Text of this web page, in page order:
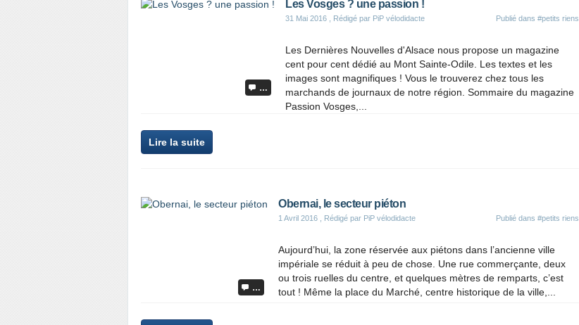
…
Les Vosges ? une passion !
31 Mai 2016 , Rédigé par PiP vélodidacte Publié dans #petits riens
Les Dernières Nouvelles d'Alsace nous propose un magazine
cent pour cent dédié au Mont Sainte-Odile. Les textes et les
images sont magnifiques ! Vous le trouverez chez tous les
marchands de journaux de notre région. Sommaire du magazine
Passion Vosges,...
Lire la suite
…
Obernai, le secteur piéton
1 Avril 2016 , Rédigé par PiP vélodidacte Publié dans #petits riens
Aujourd’hui, la zone réservée aux piétons dans l’ancienne ville
impériale se réduit à peu de chose. Une rue commerçante, deux
ou trois ruelles du centre, et quelques mètres de remparts, c’est
tout ! Même la place du Marché, centre historique de la ville,...